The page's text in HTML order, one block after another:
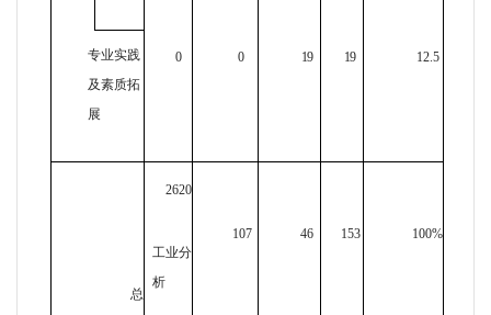
专业实践
及素质拓
展
0 0 19 19 12.5
总
2620
工业分
析
107 46 153 100%